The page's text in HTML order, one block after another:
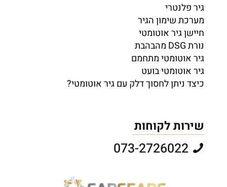
גיר פלנטרי
מערכת שימון הגיר
חיישן גיר אוטומטי
נורת DSG מהבהבת
גיר אוטומטי מתחמם
גיר אוטומטי בועט
כיצד ניתן לחסוך דלק עם גיר אוטומטי?
שירות לקוחות